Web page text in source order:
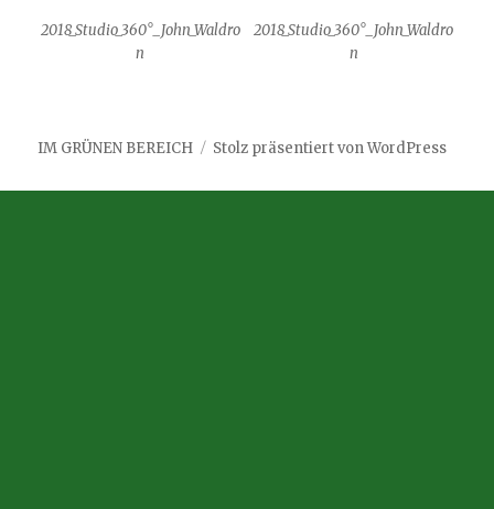
2018_Studio_360°_John_Waldro
n
2018_Studio_360°_John_Waldro
n
IM GRÜNEN BEREICH Stolz präsentiert von WordPress